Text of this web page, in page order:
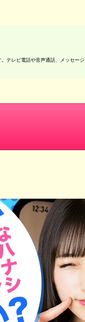
テレビ電話や音声通話、メッセ